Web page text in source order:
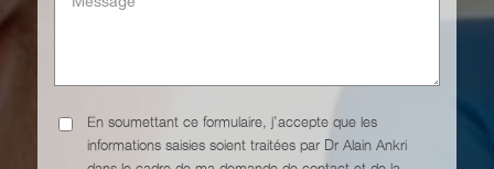
En soumettant ce formulaire, j'accepte que les
informations saisies soient traitées par Dr Alain Ankri